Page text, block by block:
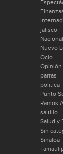
jalisco
Nacional
Nuevo
Ocio
Opinión
parras
politica
Punto
Ramos
saltillo
Salud y
Sin
Sinaloa